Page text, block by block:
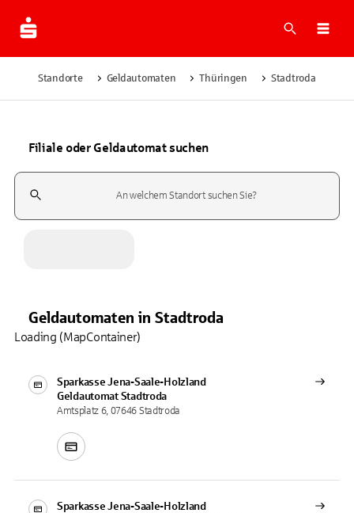
Suche
Standorte Geldautomaten Thüringen Stadtroda
Filiale oder Geldautomat suchen
Suchfeld
Geldautomaten in Stadtroda
Sparkasse Jena-Saale-Holzland
Geldautomat Stadtroda
Amtsplatz 6, 07646 Stadtroda
Sparkasse Jena-Saale-Holzland
Loading (MapContainer)